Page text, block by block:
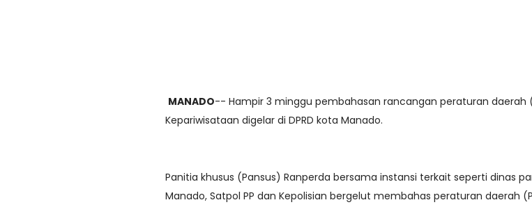
MANADO-- Hampir 3 minggu pembahasan rancangan peraturan daerah
Kepariwisataan digelar di DPRD kota Manado.
Panitia khusus (Pansus) Ranperda bersama instansi terkait seperti dinas
Manado, Satpol PP dan Kepolisian bergelut membahas peraturan daerah